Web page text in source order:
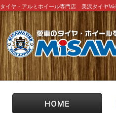
タイヤ・アルミホイール専門店 美沢タイヤ